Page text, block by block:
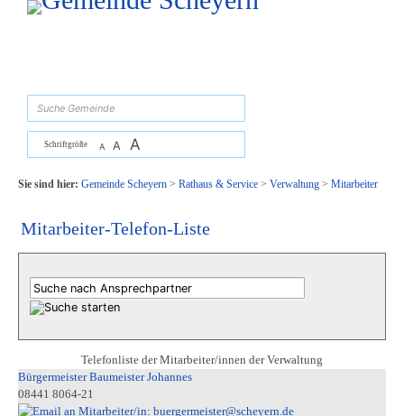
Zum Inhalt, zur Navigationoder zur Startseite springen.
Schriftgröße A A A
Sie sind hier: Gemeinde Scheyern> Rathaus & Service> Verwaltung> Mitarbeiter
Mitarbeiter-Telefon-Liste
Telefonliste der Mitarbeiter/innen der Verwaltung
Bürgermeister Baumeister Johannes
08441 8064-21